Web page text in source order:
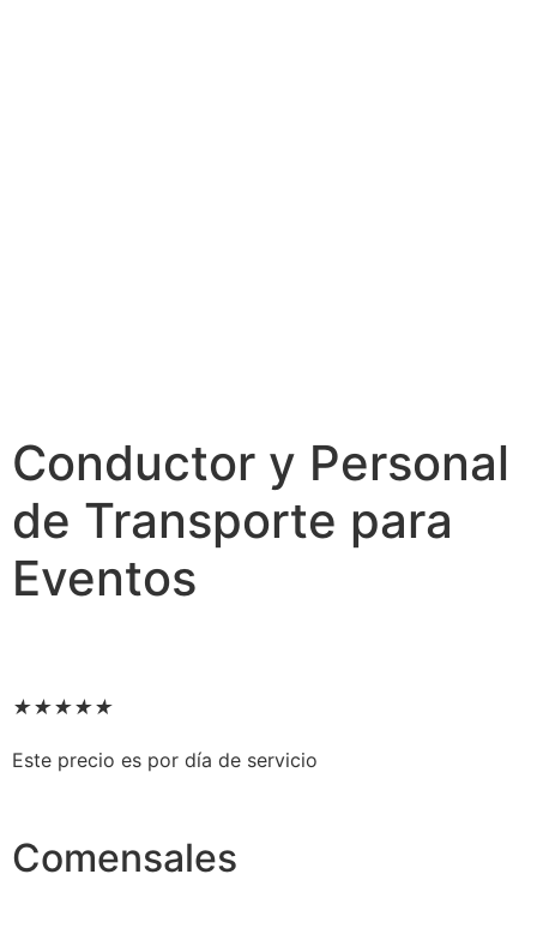
Conductor y Personal
de Transporte para
Eventos
★★★★★
Este precio es por día de servicio
Comensales